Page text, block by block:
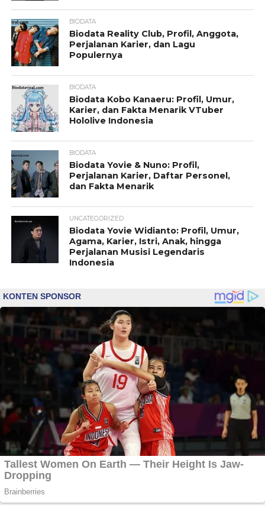
BIODATA
Biodata Reality Club, Profil, Anggota,
Perjalanan Karier, dan Lagu
Populernya
BIODATA
Biodata Kobo Kanaeru: Profil, Umur,
Karier, dan Fakta Menarik VTuber
Hololive Indonesia
BIODATA
Biodata Yovie & Nuno: Profil,
Perjalanan Karier, Daftar Personel,
dan Fakta Menarik
UNCATEGORIZED
Biodata Yovie Widianto: Profil, Umur,
Agama, Karier, Istri, Anak, hingga
Perjalanan Musisi Legendaris
Indonesia